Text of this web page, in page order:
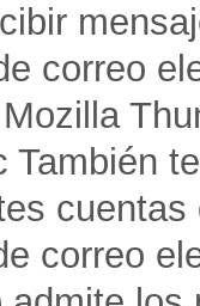
correo
También
correo